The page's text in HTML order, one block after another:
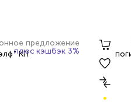
предложение
плюс кэшбэк 3%